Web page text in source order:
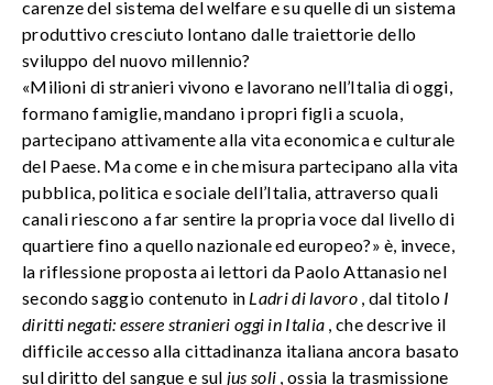
carenze del sistema del welfare e su quelle di un sistema
produttivo cresciuto lontano dalle traiettorie dello
sviluppo del nuovo millennio?
«Milioni di stranieri vivono e lavorano nell’Italia di oggi,
formano famiglie, mandano i propri figli a scuola,
partecipano attivamente alla vita economica e culturale
del Paese. Ma come e in che misura partecipano alla vita
pubblica, politica e sociale dell’Italia, attraverso quali
canali riescono a far sentire la propria voce dal livello di
quartiere fino a quello nazionale ed europeo?» è, invece,
la riflessione proposta ai lettori da Paolo Attanasio nel
secondo saggio contenuto in Ladri di lavoro , dal titolo I
diritti negati: essere stranieri oggi in Italia , che descrive il
difficile accesso alla cittadinanza italiana ancora basato
sul diritto del sangue e sul jus soli , ossia la trasmissione